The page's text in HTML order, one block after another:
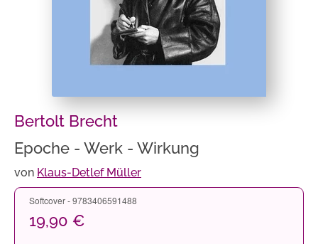
Bertolt Brecht
Epoche - Werk - Wirkung
von Klaus-Detlef Müller
Softcover - 9783406591488
19,90 €